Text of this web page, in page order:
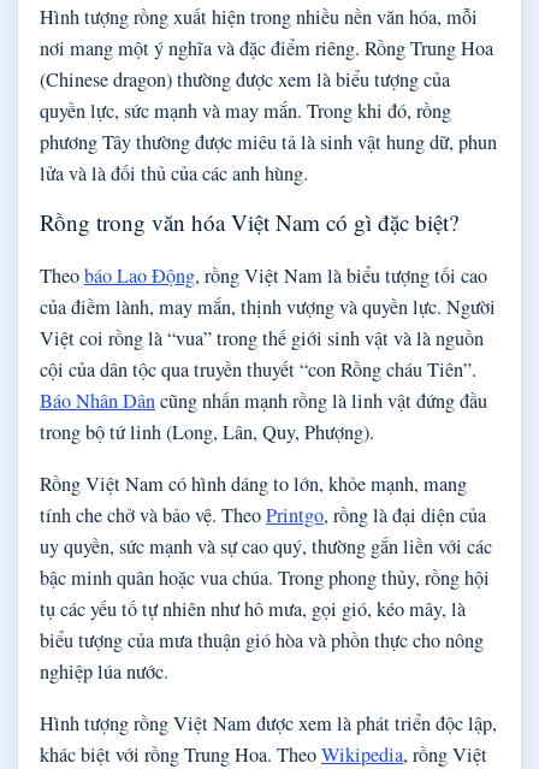
Hình tượng rồng xuất hiện trong nhiều nền văn hóa, mỗi
nơi mang một ý nghĩa và đặc điểm riêng. Rồng Trung Hoa
(Chinese dragon) thường được xem là biểu tượng của
quyền lực, sức mạnh và may mắn. Trong khi đó, rồng
phương Tây thường được miêu tả là sinh vật hung dữ, phun
lửa và là đối thủ của các anh hùng.
Rồng trong văn hóa Việt Nam có gì đặc biệt?
Theobáo Lao Động, rồng Việt Nam là biểu tượng tối cao
của điềm lành, may mắn, thịnh vượng và quyền lực. Người
Việt coi rồng là “vua” trong thế giới sinh vật và là nguồn
cội của dân tộc qua truyền thuyết “con Rồng cháu Tiên”.
Báo Nhân Dâncũng nhấn mạnh rồng là linh vật đứng đầu
trong bộ tứ linh (Long, Lân, Quy, Phượng).
Rồng Việt Nam có hình dáng to lớn, khỏe mạnh, mang
tính che chở và bảo vệ. TheoPrintgo, rồng là đại diện của
uy quyền, sức mạnh và sự cao quý, thường gắn liền với các
bậc minh quân hoặc vua chúa. Trong phong thủy, rồng hội
tụ các yếu tố tự nhiên như hô mưa, gọi gió, kéo mây, là
biểu tượng của mưa thuận gió hòa và phồn thực cho nông
nghiệp lúa nước.
Hình tượng rồng Việt Nam được xem là phát triển độc lập,
khác biệt với rồng Trung Hoa. TheoWikipedia, rồng Việt